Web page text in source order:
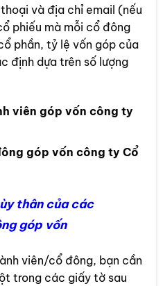
và địa chỉ email (nếu
phiếu mà mỗi cổ đông
phần, tỷ lệ vốn góp của
định dựa trên số lượng
viên góp vốn công ty
góp vốn công ty Cổ
thân của các
góp vốn
viên/cổ đông, bạn cần
trong các giấy tờ sau